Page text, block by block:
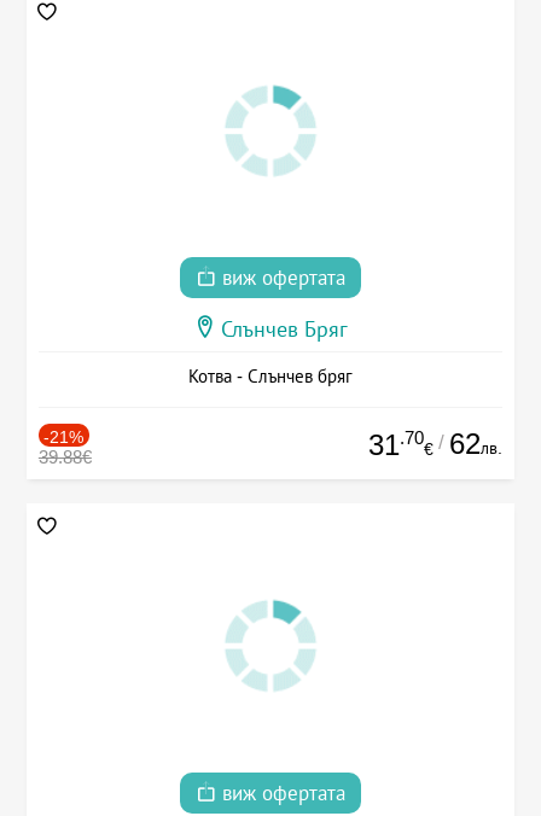
виж офертата
Слънчев Бряг
Котва - Слънчев бряг
-21%
39.88€ 31.70
€ / 62лв.
виж офертата